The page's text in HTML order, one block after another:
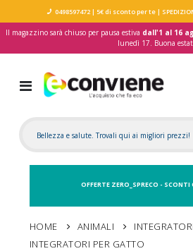
0498597472| 5€ di sconto per te|
Il magazzino sarà chiuso per pausa estiva dall'1 al 16
lunedì 17. Buona
Toggle
Nav
OFFERTE ZERO_SPRECO - SCONTI
HOME ANIMALI
INTEGRATORI PER GATTO